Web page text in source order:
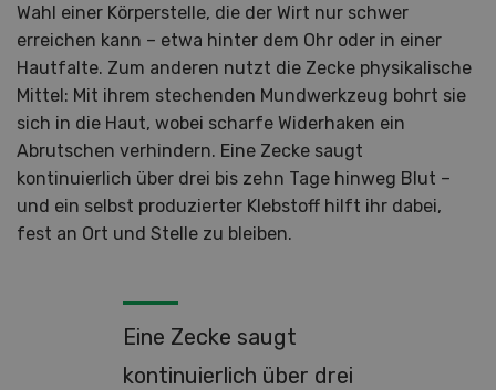
Wahl einer Körperstelle, die der Wirt nur schwer
erreichen kann – etwa hinter dem Ohr oder in einer
Hautfalte. Zum anderen nutzt die Zecke physikalische
Mittel: Mit ihrem stechenden Mundwerkzeug bohrt sie
sich in die Haut, wobei scharfe Widerhaken ein
Abrutschen verhindern. Eine Zecke saugt
kontinuierlich über drei bis zehn Tage hinweg Blut –
und ein selbst produzierter Klebstoff hilft ihr dabei,
fest an Ort und Stelle zu bleiben.
Eine Zecke saugt
kontinuierlich über drei